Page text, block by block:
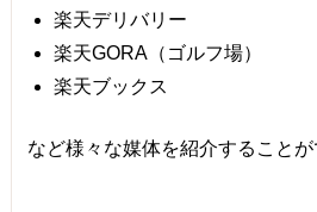
楽天デリバリー
楽天GORA（ゴルフ場）
楽天ブックス
など様々な媒体を紹介することが